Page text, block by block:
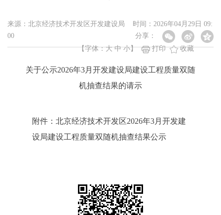
来源：北京经济技术开发区开发建设局 时间：2026年04月29日 09:
00
分享：
【字体：大 中 小】 打印 收藏
关于公示2026年3月开发建设局建设工程质量双随
机抽查结果的请示
附件：北京经济技术开发区2026年3月开发建
设局建设工程质量双随机抽查结果公示